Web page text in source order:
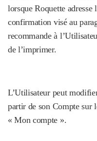
lorsque Roquette
confirmation visé au
recommande à
de l’imprimer.
L’Utilisateur peut
partir de son Compte sur
« Mon compte ».